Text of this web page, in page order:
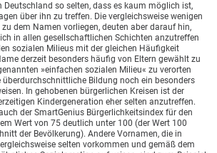
Deutschland so selten, dass es kaum möglich ist,
über ihn zu treffen. Die vergleichsweise wenigen
zu dem Namen vorliegen, deuten aber darauf hin,
in allen gesellschaftlichen Schichten anzutreffen
sozialen Milieus mit der gleichen Häufigkeit
derzeit besonders häufig von Eltern gewählt zu
»einfachen sozialen Milieu« zu verorten
überdurchschnittliche Bildung noch ein besonders
In gehobenen bürgerlichen Kreisen ist der
Kindergeneration eher selten anzutreffen.
der SmartGenius Bürgerlichkeitsindex für den
Wert von 75 deutlich unter 100 (der Wert 100
der Bevölkerung). Andere Vornamen, die in
selten vorkommen und gemäß dem